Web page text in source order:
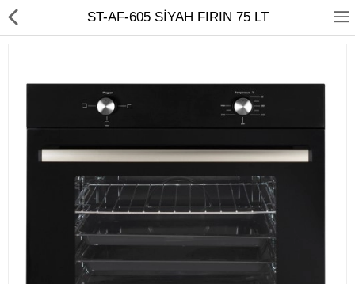
Elektrikli Ev Aletleri
UYKU KOLEKSİYONU
ST-AF-605 SİYAH FIRIN 75 LT